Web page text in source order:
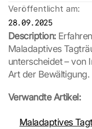
Veröffentlicht am:
28.09.2025
Description:
Maladaptives
unterscheidet – von
Art der Bewältigung.
Verwandte Artikel:
Maladaptives